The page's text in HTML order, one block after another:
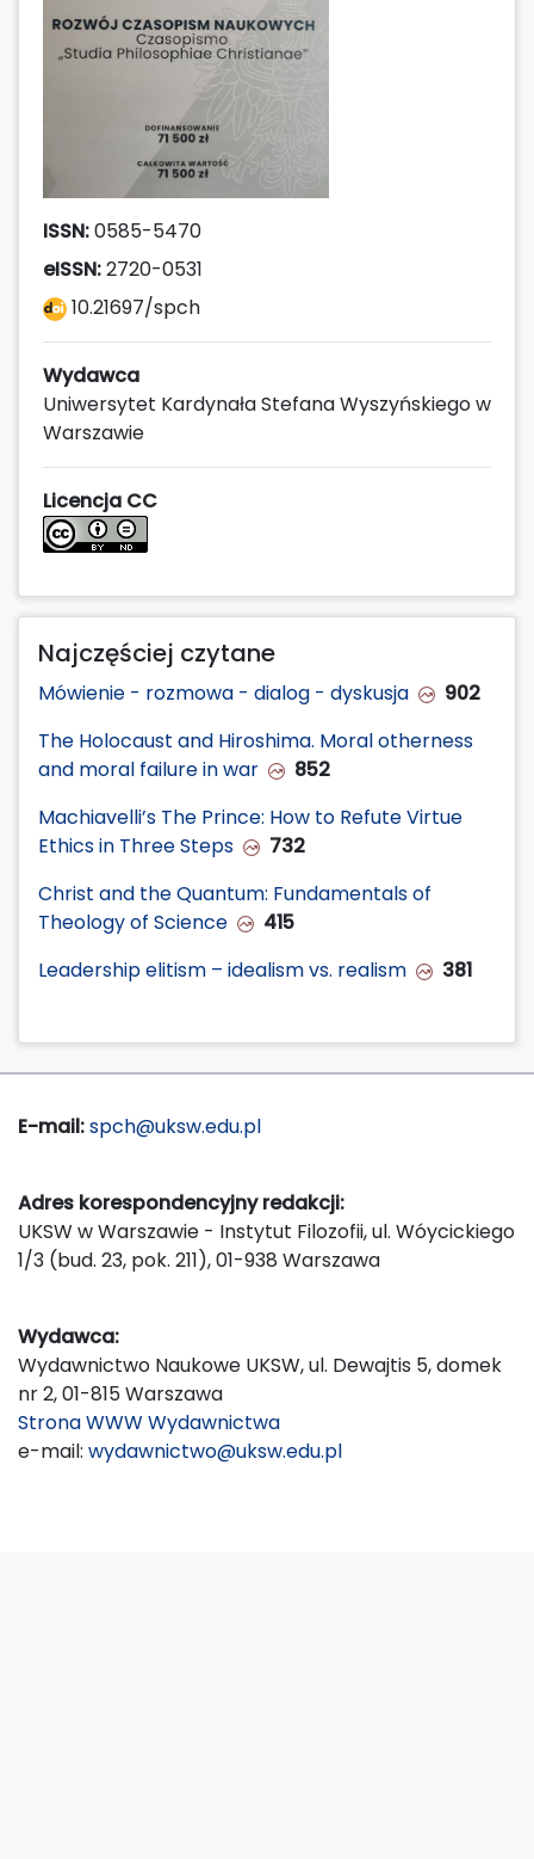
ISSN:0585-5470
eISSN:2720-0531
10.21697/spch
Wydawca
Uniwersytet Kardynała Stefana Wyszyńskiego w
Warszawie
Licencja CC
Najczęściej czytane
Mówienie - rozmowa - dialog - dyskusja
902
The Holocaust and Hiroshima. Moral otherness
and moral failure in war
852
Machiavelli’s The Prince: How to Refute Virtue
Ethics in Three Steps
732
Christ and the Quantum: Fundamentals of
Theology of Science
415
Leadership elitism – idealism vs. realism
381
E-mail:spch@uksw.edu.pl
Adres korespondencyjny redakcji:
UKSW w Warszawie - Instytut Filozofii, ul. Wóycickiego
1/3 (bud. 23, pok. 211), 01-938 Warszawa
Wydawca:
Wydawnictwo Naukowe UKSW, ul. Dewajtis 5, domek
nr 2, 01-815 Warszawa
Strona WWW Wydawnictwa
e-mail: wydawnictwo@uksw.edu.pl